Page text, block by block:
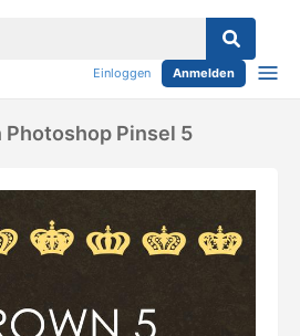
Einloggen Anmelden
Pinsel 5